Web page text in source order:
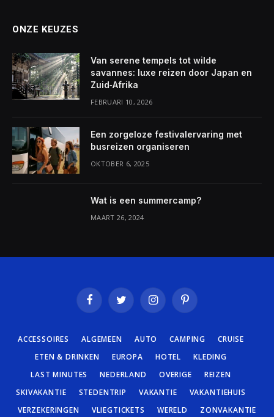
ONZE KEUZES
Van serene tempels tot wilde
savannes: luxe reizen door Japan en
Zuid‑Afrika
FEBRUARI 10, 2026
Een zorgeloze festivalervaring met
busreizen organiseren
OKTOBER 6, 2025
Wat is een summercamp?
MAART 26, 2024
FacebookTwitter InstagramPinterest
ACCESSOIRES ALGEMEEN AUTO CAMPING
CRUISE
ETEN & DRINKEN
EUROPA HOTEL
KLEDING
LAST MINUTES
NEDERLAND OVERIGE
REIZEN
SKIVAKANTIE
STEDENTRIP VAKANTIE
VAKANTIEHUIS
VERZEKERINGEN
VLIEGTICKETS WERELD ZONVAKANTIE